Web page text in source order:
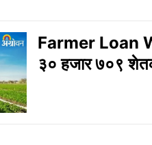
Farmer Loan
३० हजार ७०९